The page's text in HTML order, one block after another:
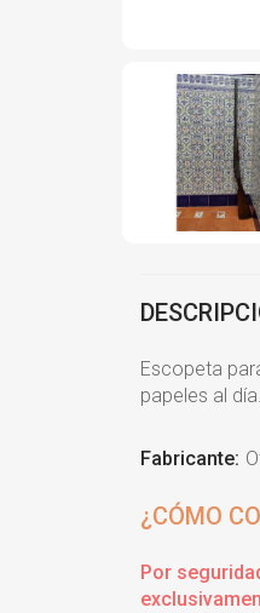
Escopeta
papeles al día.
Fabricante:
¿CÓMO
Por